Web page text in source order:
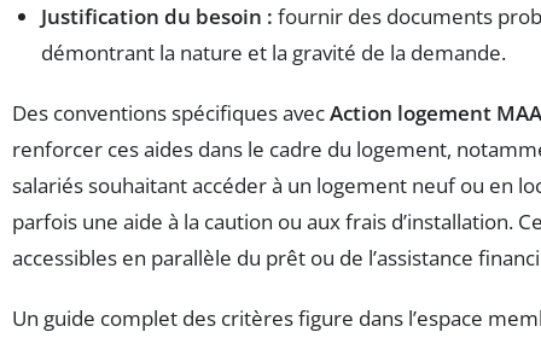
Justification du besoin : fournir des documents
démontrant la nature et la gravité de la demande.
Des conventions spécifiques avecAction logement
renforcer ces aides dans le cadre du logement,
salariés souhaitant accéder à un logement neuf ou en
parfois une aide à la caution ou aux frais d’installation.
accessibles en parallèle du prêt ou de l’assistance
Un guide complet des critères figure dans l’espace